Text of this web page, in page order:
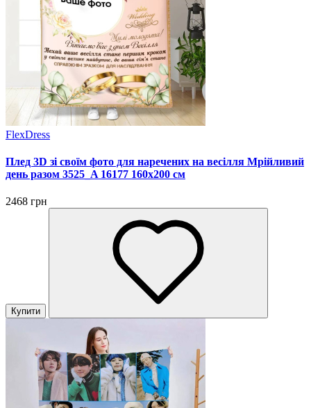
FlexDress
Плед 3D зі своїм фото для наречених на весілля Мрійливий
день разом 3525_A 16177 160х200 см
2468 грн
Купити